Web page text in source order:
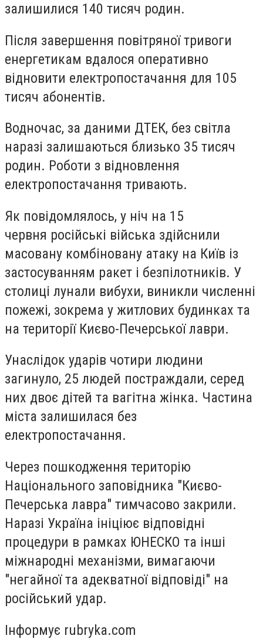
залишилися 140 тисяч родин.
Після завершення повітряної тривоги
енергетикам вдалося оперативно
відновити електропостачання для 105
тисяч абонентів.
Водночас, за даними ДТЕК, без світла
наразі залишаються близько 35 тисяч
родин. Роботи з відновлення
електропостачання тривають.
Як повідомлялось, у ніч на 15
червня російські війська здійснили
масовану комбіновану атаку на Київ із
застосуванням ракет і безпілотників. У
столиці лунали вибухи, виникли численні
пожежі, зокрема у житлових будинках та
на території Києво-Печерської лаври.
Унаслідок ударів чотири людини
загинуло, 25 людей постраждали, серед
них двоє дітей та вагітна жінка. Частина
міста залишилася без
електропостачання.
Через пошкодження територію
Національного заповідника "Києво-
Печерська лавра" тимчасово закрили.
Наразі Україна ініціює відповідні
процедури в рамках ЮНЕСКО та інші
міжнародні механізми, вимагаючи
"негайної та адекватної відповіді" на
російський удар.
Інформує rubryka.com